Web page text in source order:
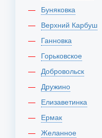
Буняковка
Верхний Карбуш
Ганновка
Горьковское
Добровольск
Дружино
Елизаветинка
Ермак
Желанное